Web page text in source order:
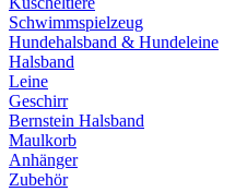
Schwimmspielzeug
Hundehalsband & Hundeleine
Halsband
Leine
Geschirr
Bernstein Halsband
Maulkorb
Anhänger
Zubehör